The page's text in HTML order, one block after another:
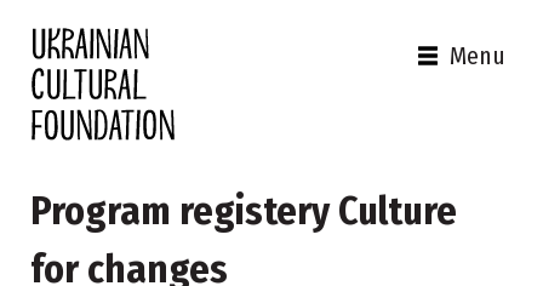
Menu
Program registery Culture
for changes